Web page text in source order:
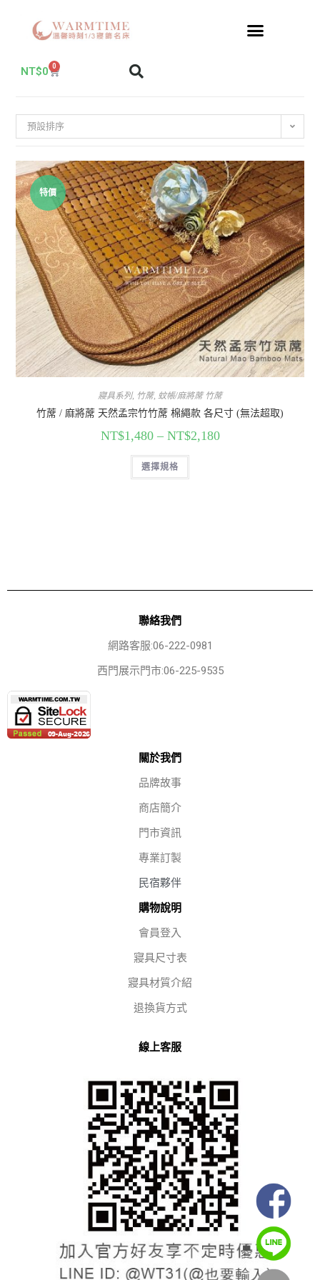
NT$0 0
預設排序
特價
寢具系列, 竹蓆, 蚊帳/麻將蓆 竹蓆
竹蓆 / 麻將蓆 天然孟宗竹竹蓆 棉繩款 各尺寸 (無法超取)
NT$1,480– NT$2,180
選擇規格
聯絡我們
網路客服:06-222-0981
西門展示門市:06-225-9535
關於我們
品牌故事
商店簡介
門市資訊
專業訂製
民宿夥伴
購物說明
會員登入
寢具尺寸表
寢具材質介紹
退換貨方式
線上客服